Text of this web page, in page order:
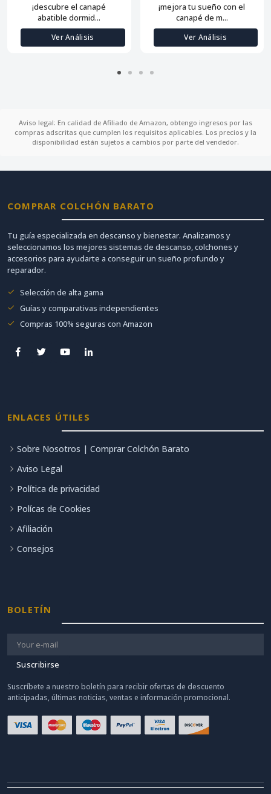
¡descubre el canapé
abatible dormid...
Ver Análisis
¡mejora tu sueño con el
canapé de m...
Ver Análisis
Aviso legal: En calidad de Afiliado de Amazon, obtengo ingresos por las
compras adscritas que cumplen los requisitos aplicables. Los precios y la
disponibilidad están sujetos a cambios por parte del vendedor.
COMPRAR COLCHÓN BARATO
Tu guía especializada en descanso y bienestar. Analizamos y
seleccionamos los mejores sistemas de descanso, colchones y
accesorios para ayudarte a conseguir un sueño profundo y
reparador.
Selección de alta gama
Guías y comparativas independientes
Compras 100% seguras con Amazon
ENLACES ÚTILES
Sobre Nosotros | Comprar Colchón Barato
Aviso Legal
Política de privacidad
Polícas de Cookies
Afiliación
Consejos
BOLETÍN
Suscribirse
Suscríbete a nuestro boletín para recibir ofertas de descuento
anticipadas, últimas noticias, ventas e información promocional.